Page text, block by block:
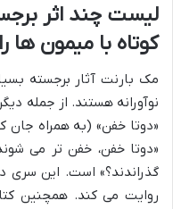
لیست چند اثر
کوتاه با میمون ها
مک بارنت آثار برجسته
نوآورانه هستند. از جمله
«دوتا خفن» (به همراه جان
«دوتا خفن، خفن تر می
گذراندند؟» است. این سری